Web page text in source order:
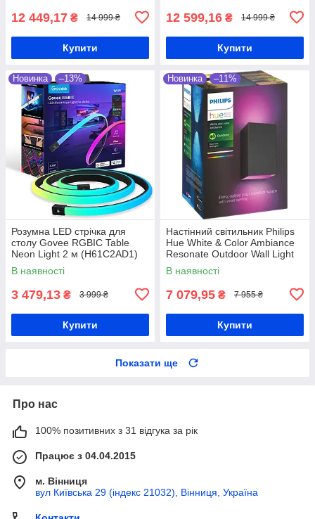
12 449,17 ₴ 14 999 ₴
Купити
12 599,16 ₴ 14 999 ₴
Купити
Новинка –13%
Розумна LED стрічка для
столу Govee RGBIC Table
Neon Light 2 м (H61C2AD1)
В наявності
3 479,13 ₴ 3 999 ₴
Купити
Новинка –11%
Настінний світильник Philips
Hue White & Color Ambiance
Resonate Outdoor Wall Light
Black
В наявності
7 079,95 ₴ 7 955 ₴
Купити
Показати ще
Про нас
100% позитивних з 31 відгука за рік
Працює з 04.04.2015
м. Вінниця
вул Київська 29 (індекс 21032), Вінниця, Україна